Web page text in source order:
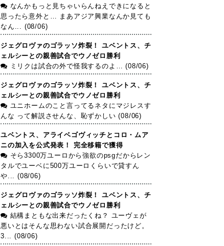
なんかもっと見ちゃいらんねえできになると
思ったら意外と… まあアジア興業なんか見ても
なん... (08/06)
ジェグロヴァのゴラッソ炸裂！ ユベントス、チ
ェルシーとの親善試合でウノゼロ勝利
ミリクは試合の外で怪我するのよ… (08/06)
ジェグロヴァのゴラッソ炸裂！ ユベントス、チ
ェルシーとの親善試合でウノゼロ勝利
ユニホームのこと言ってるネタにマジレスす
んな って解説させんな、恥ずかしい (08/06)
ユベントス、アライベゴヴィッチとコロ・ムア
ニの加入を公式発表！ 完全移籍で獲得
そら3300万ユーロから強欲のpsgだからレン
タルでユーベに500万ユーロくらいで貸すん
や... (08/06)
ジェグロヴァのゴラッソ炸裂！ ユベントス、チ
ェルシーとの親善試合でウノゼロ勝利
結構まともな出来だったくね？ ユーヴェが
悪いとはそんな思わない試合展開だったけど。
3... (08/06)